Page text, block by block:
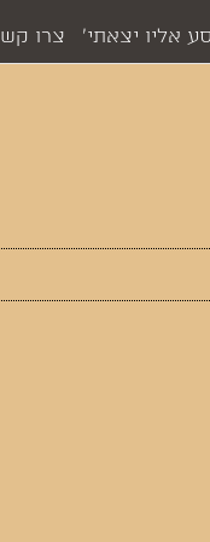
אליו יצאתי' צרו